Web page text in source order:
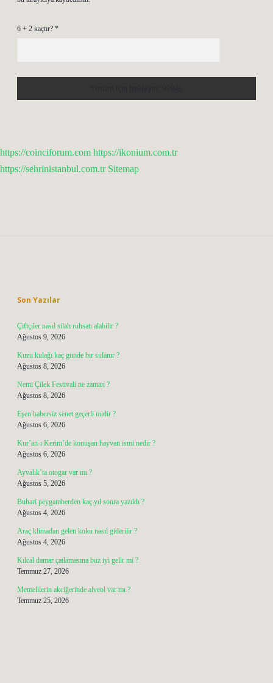
6 + 2 kaçtır? *
https://coinciforum.com https://ikonium.com.tr
https://sehrinistanbul.com.tr Sitemap
Son Yazılar
Çiftçiler nasıl silah ruhsatı alabilir ?
Ağustos 9, 2026
Kuzu kulağı kaç günde bir sulanır ?
Ağustos 8, 2026
Nemi Çilek Festivali ne zaman ?
Ağustos 8, 2026
Eşen habersiz senet geçerli midir ?
Ağustos 6, 2026
Kur’an-ı Kerim’de konuşan hayvan ismi nedir ?
Ağustos 6, 2026
Ayvalık’ta otogar var mı ?
Ağustos 5, 2026
Buhari peygamberden kaç yıl sonra yazıldı ?
Ağustos 4, 2026
Araç klimadan gelen koku nasıl giderilir ?
Ağustos 4, 2026
Kılcal damar çatlamasına buz iyi gelir mi ?
Temmuz 27, 2026
Memelilerin akciğerinde alveol var mı ?
Temmuz 25, 2026